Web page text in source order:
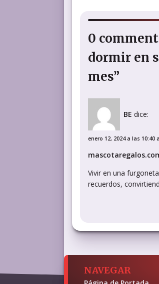
0
dormir en
mes”
BE dice:
enero 12, 2024 a las 10:40
Vivir en una
recuerdos,
NAVEGAR